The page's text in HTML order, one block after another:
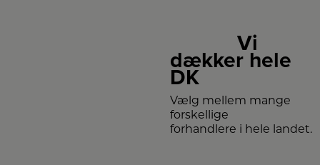
Vi
dækker hele
DK
Vælg mellem mange
forskellige
forhandlere i hele landet.